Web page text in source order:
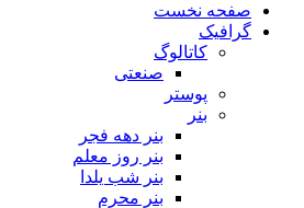
صفحه نخست
گرافیک
کاتالوگ
صنعتی
پوستر
بنر
بنر دهه فجر
بنر روز معلم
بنر شب یلدا
بنر محرم